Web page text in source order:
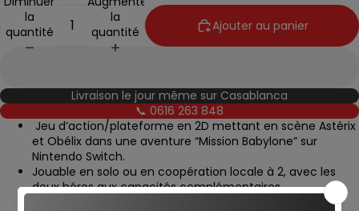
la
quantité
la
quantité
Ajouter au panier
Livraison le jour même sur Casablanca
📞 0616 263 848
Jeu d’action/plateforme en 2D mettant en scène Astérix
et Obélix dans une aventure “Mission Babylone” sur
Nintendo Switch.
Jouable en solo ou en coopération locale à 2, avec les
deux héros aux capacités complémentaires.
Progression en niveaux avec combats, pièges, sauts et